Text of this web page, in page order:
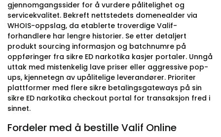
gjennomgangssider for å vurdere pålitelighet og
servicekvalitet. Bekreft nettstedets domenealder via
WHOIS-oppslag, da etablerte troverdige Valif-
forhandlere har lengre historier. Se etter detaljert
produkt sourcing informasjon og batchnumre på
oppføringer fra sikre ED narkotika kasjer portaler. Unngå
uttak med mistenkelig lave priser eller aggressive pop-
ups, kjennetegn av upålitelige leverandører. Prioriter
plattformer med flere sikre betalingsgateways på sin
sikre ED narkotika checkout portal for transaksjon fred i
sinnet.
Fordeler med å bestille Valif Online